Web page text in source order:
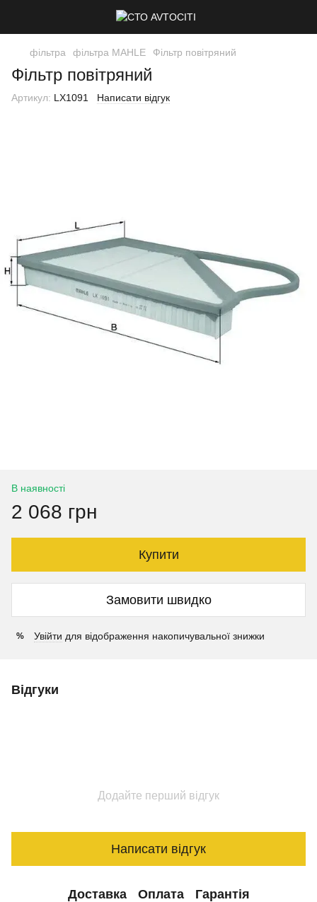
фільтра фільтра MAHLE Фільтр повітряний
Фільтр повітряний
Артикул: LX1091 Написати відгук
В наявності
2 068 грн
Купити
Замовити швидко
% Увійти для відображення накопичувальної знижки
Відгуки
Додайте перший відгук
Написати відгук
Доставка Оплата Гарантія